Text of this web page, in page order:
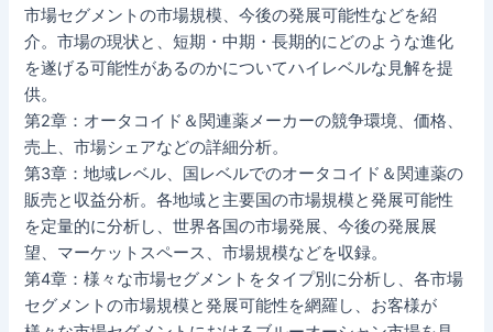
市場セグメントの市場規模、今後の発展可能性などを紹
介。市場の現状と、短期・中期・長期的にどのような進化
を遂げる可能性があるのかについてハイレベルな見解を提
供。
第2章：オータコイド＆関連薬メーカーの競争環境、価格、
売上、市場シェアなどの詳細分析。
第3章：地域レベル、国レベルでのオータコイド＆関連薬の
販売と収益分析。各地域と主要国の市場規模と発展可能性
を定量的に分析し、世界各国の市場発展、今後の発展展
望、マーケットスペース、市場規模などを収録。
第4章：様々な市場セグメントをタイプ別に分析し、各市場
セグメントの市場規模と発展可能性を網羅し、お客様が